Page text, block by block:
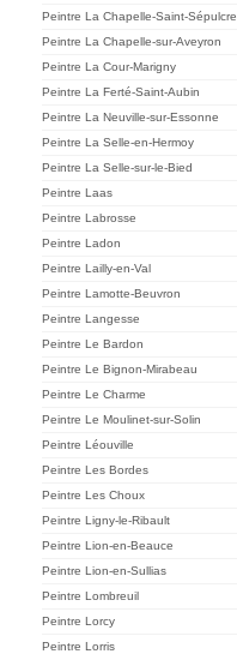
Peintre La Chapelle-Saint-Sépulcre
Peintre La Chapelle-sur-Aveyron
Peintre La Cour-Marigny
Peintre La Ferté-Saint-Aubin
Peintre La Neuville-sur-Essonne
Peintre La Selle-en-Hermoy
Peintre La Selle-sur-le-Bied
Peintre Laas
Peintre Labrosse
Peintre Ladon
Peintre Lailly-en-Val
Peintre Lamotte-Beuvron
Peintre Langesse
Peintre Le Bardon
Peintre Le Bignon-Mirabeau
Peintre Le Charme
Peintre Le Moulinet-sur-Solin
Peintre Léouville
Peintre Les Bordes
Peintre Les Choux
Peintre Ligny-le-Ribault
Peintre Lion-en-Beauce
Peintre Lion-en-Sullias
Peintre Lombreuil
Peintre Lorcy
Peintre Lorris